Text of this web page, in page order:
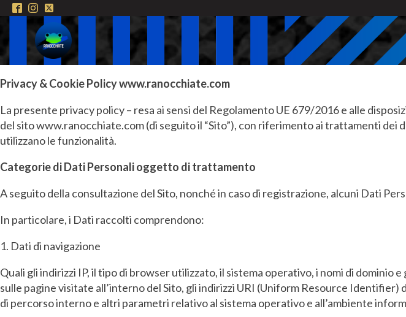
Privacy & Cookie Policy www.ranocchiate.com
La presente privacy policy – resa ai sensi del Regolamento UE 679/2016 e alle
del sito www.ranocchiate.com (di seguito il “Sito”), con riferimento ai trattamenti dei
utilizzano le funzionalità.
Categorie di Dati Personali oggetto di trattamento
A seguito della consultazione del Sito, nonché in caso di registrazione, alcuni Dati
In particolare, i Dati raccolti comprendono:
1. Dati di navigazione
Quali gli indirizzi IP, il tipo di browser utilizzato, il sistema operativo, i nomi di
sulle pagine visitate all’interno del Sito, gli indirizzi URI (Uniform Resource Identifier)
di percorso interno e altri parametri relativo al sistema operativo e all’ambiente